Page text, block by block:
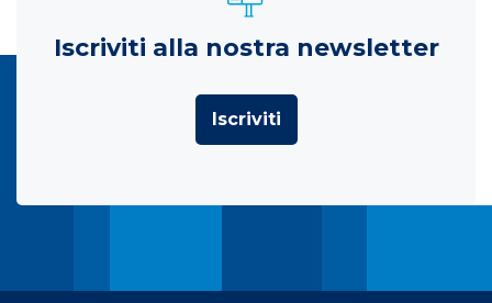
Iscriviti alla nostra newsletter
Iscriviti